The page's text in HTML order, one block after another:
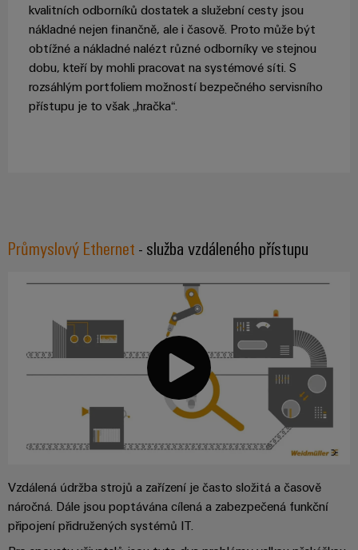
kvalitních odborníků dostatek a služební cesty jsou
nákladné nejen finančně, ale i časově. Proto může být
obtížné a nákladné nalézt různé odborníky ve stejnou
dobu, kteří by mohli pracovat na systémové síti. S
rozsáhlým portfoliem možností bezpečného servisního
přístupu je to však „hračka“.
Průmyslový Ethernet - služba vzdáleného přístupu
Vzdálená údržba strojů a zařízení je často složitá a časově
náročná. Dále jsou poptávána cílená a zabezpečená funkční
připojení přidružených systémů IT.